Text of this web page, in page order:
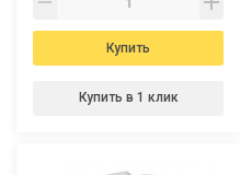
Купить
Купить в 1 клик